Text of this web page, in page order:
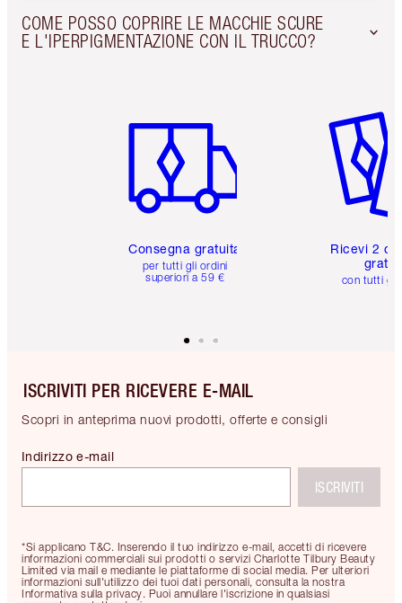
COME POSSO COPRIRE LE MACCHIE SCURE
E L'IPERPIGMENTAZIONE CON IL TRUCCO?
Consegna gratuita
per tutti gli ordini
superiori a 59 €
Ricevi 2
con tutti gli
ISCRIVITI PER RICEVERE E-MAIL
Scopri in anteprima nuovi prodotti, offerte e consigli
*Si applicano T&C. Inserendo il tuo indirizzo e-mail, accetti di ricevere
informazioni commerciali sui prodotti o servizi Charlotte Tilbury Beauty
Limited via mail e mediante le piattaforme di social media. Per ulteriori
informazioni sull'utilizzo dei tuoi dati personali, consulta la nostra
Informativa sulla privacy. Puoi annullare l'iscrizione in qualsiasi
Indirizzo e-mail
ISCRIVITI